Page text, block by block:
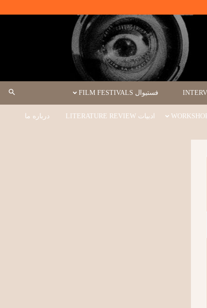
فستیوال FILM FESTIVALS
ادبیات LITERATURE REVIEW درباره ما